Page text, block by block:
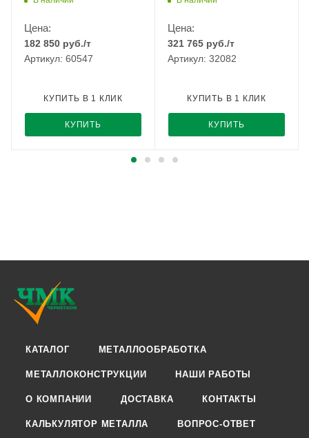
08Х18Н10
Цена:
182 850 руб./т
Артикул: 60547
КУПИТЬ
КУПИТЬ В 1 КЛИК
Цена:
321 765 руб./т
Артикул: 32082
КУПИТЬ
КУПИТЬ В 1 КЛИК
КАТАЛОГ МЕТАЛЛООБРАБОТКА
МЕТАЛЛОКОНСТРУКЦИИ НАШИ РАБОТЫ
О КОМПАНИИ ДОСТАВКА КОНТАКТЫ
КАЛЬКУЛЯТОР МЕТАЛЛА ВОПРОС-ОТВЕТ